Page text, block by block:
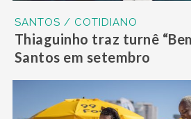
SANTOS / COTIDIANO
Thiaguinho traz turnê
Santos em setembro